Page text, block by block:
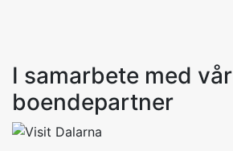
I samarbete med vår
boendepartner